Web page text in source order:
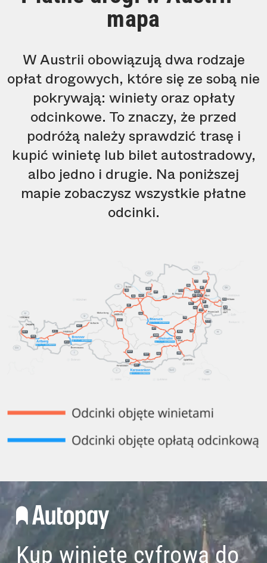
mapa
W Austrii obowiązują dwa rodzaje
opłat drogowych, które się ze sobą nie
pokrywają: winiety oraz opłaty
odcinkowe. To znaczy, że przed
podróżą należy sprawdzić trasę i
kupić winietę lub bilet autostradowy,
albo jedno i drugie. Na poniższej
mapie zobaczysz wszystkie płatne
odcinki.
Kup winietę cyfrową do